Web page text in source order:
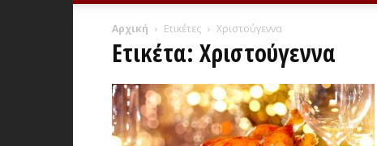
Αρχική Ετικέτες Χριστούγεννα
Ετικέτα: Χριστούγεννα